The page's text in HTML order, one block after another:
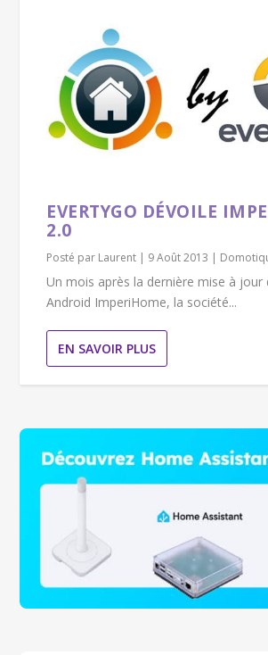
EVERTYGO DÉVOILE
2.0
Posté par Laurent | 9 Août 2013 |
Un mois après la dernière mise à jour
Android ImperiHome, la société...
EN SAVOIR PLUS